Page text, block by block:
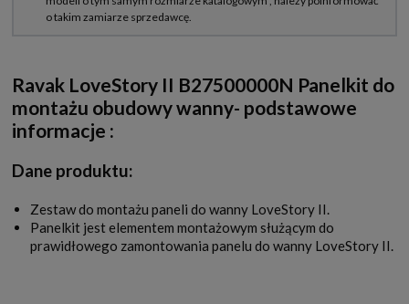
Ravak LoveStory II B27500000N Panelkit do
montażu obudowy wanny- podstawowe
informacje :
Dane produktu:
Zestaw do montażu paneli do wanny LoveStory II.
Panelkit jest elementem montażowym służącym do
prawidłowego zamontowania panelu do wanny LoveStory II.